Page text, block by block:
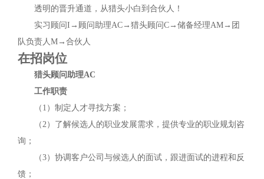
透明的晋升通道，从猎头小白到合伙人！
实习顾问I→顾问助理AC→猎头顾问C→储备经理AM→团
队负责人M→合伙人
在招岗位
猎头顾问助理AC
工作职责
（1）制定人才寻找方案；
（2）了解候选人的职业发展需求，提供专业的职业规划咨
询；
（3）协调客户公司与候选人的面试，跟进面试的进程和反
馈；